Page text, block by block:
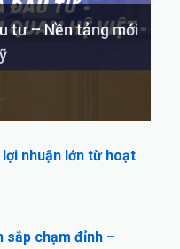
tư – Nền tảng mới
nhuận lớn từ hoạt
sắp chạm đỉnh –